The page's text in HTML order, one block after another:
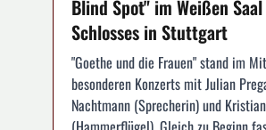
Blind Spot" im Weißen
Schlosses in Stuttgart
"Goethe und die Frauen" stand im
besonderen Konzerts mit Julian
Nachtmann (Sprecherin) und